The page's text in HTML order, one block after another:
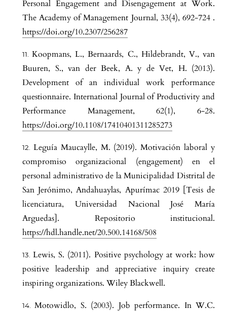
Personal Engagement and Disengagement at Work.
The Academy of Management Journal, 33(4), 692-724 .
https://doi.org/10.2307/256287
Koopmans, L., Bernaards, C., Hildebrandt, V., van
Buuren, S., van der Beek, A. y de Vet, H. (2013).
Development of an individual work performance
questionnaire. International Journal of Productivity and
Performance Management, 62(1), 6-28.
https://doi.org/10.1108/17410401311285273
Leguía Maucaylle, M. (2019). Motivación laboral y
compromiso organizacional (engagement) en el
personal administrativo de la Municipalidad Distrital de
San Jerónimo, Andahuaylas, Apurímac 2019 [Tesis de
licenciatura, Universidad Nacional José María
Arguedas]. Repositorio institucional.
https://hdl.handle.net/20.500.14168/508
Lewis, S. (2011). Positive psychology at work: how
positive leadership and appreciative inquiry create
inspiring organizations. Wiley Blackwell.
Motowidlo, S. (2003). Job performance. In W.C.